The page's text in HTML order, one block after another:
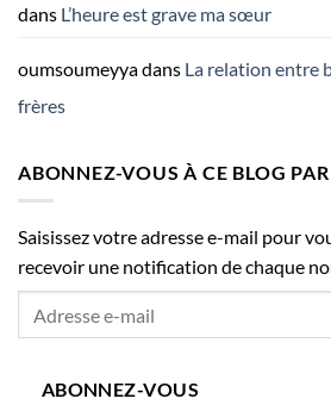
dans L’heure est grave ma sœur
oumsoumeyyadans La relation entre
frères
ABONNEZ-VOUS À CE BLOG PAR
Saisissez votre adresse e-mail pour
recevoir une notification de chaque
ABONNEZ-VOUS